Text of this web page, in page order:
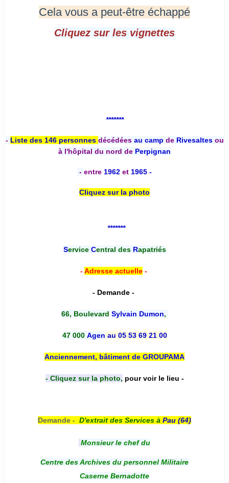
Cela vous a peut-être échappé
Cliquez sur les vignettes
*******
- Liste des 146 personnes décédées au camp deRivesaltesou
à l'hôpital du nord de Perpignan
- entre 1962 et 1965 -
Cliquez sur la photo
*******
Service Central desRapatriés
-Adresse actuelle-
- Demande -
66, Boulevard Sylvain Dumon,
47 000 Agen au 05 53 69 21 00
Anciennement, bâtiment de GROUPAMA
- Cliquez sur la photo, pour voir le lieu -
Demande - D'extrait des Services à Pau (64)
Monsieur le chef du
Centre des Archives du personnel Militaire
Caserne Bernadotte